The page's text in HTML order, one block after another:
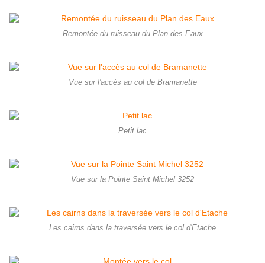
Remontée du ruisseau du Plan des Eaux
Vue sur l'accès au col de Bramanette
Petit lac
Vue sur la Pointe Saint Michel 3252
Les cairns dans la traversée vers le col d'Etache